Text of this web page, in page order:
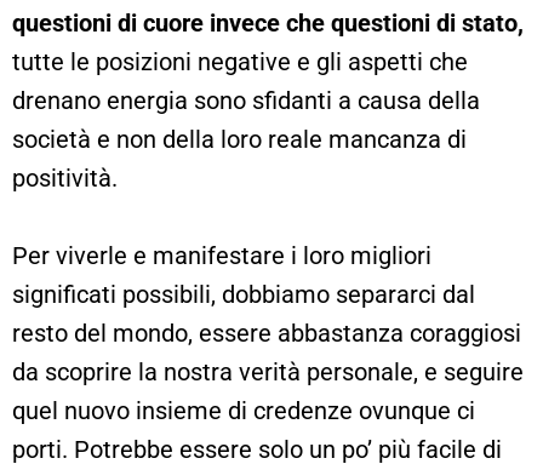
questioni di cuore invece che questioni di stato,
tutte le posizioni negative e gli aspetti che
drenano energia sono sfidanti a causa della
società e non della loro reale mancanza di
positività.
Per viverle e manifestare i loro migliori
significati possibili, dobbiamo separarci dal
resto del mondo, essere abbastanza coraggiosi
da scoprire la nostra verità personale, e seguire
quel nuovo insieme di credenze ovunque ci
porti. Potrebbe essere solo un po’ più facile di